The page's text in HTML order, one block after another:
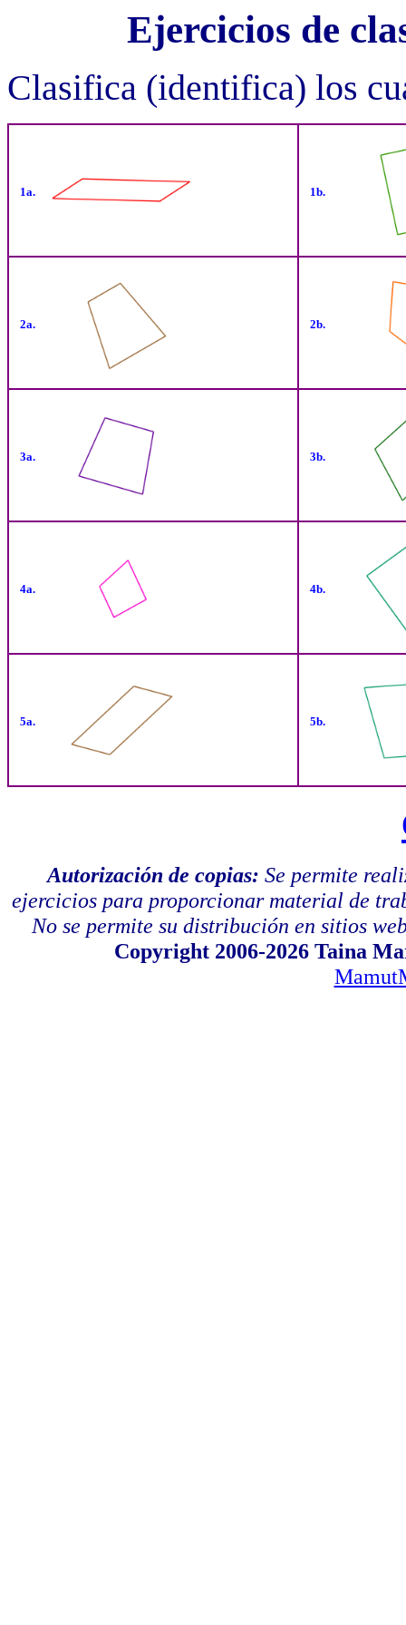
Ejercicios de
Clasifica (identifica) los
1a. 1b.
2a. 2b.
3a. 3b.
4a. 4b.
5a. 5b.
Autorización de copias: Se permite
ejercicios para proporcionar material de
No se permite su distribución en sitios
Copyright 2006-2026 Taina